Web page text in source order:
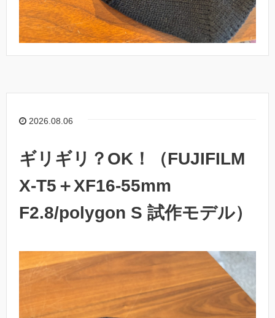
2026.08.06
ギリギリ？OK！（FUJIFILM
X-T5＋XF16-55mm
F2.8/polygon S 試作モデル）